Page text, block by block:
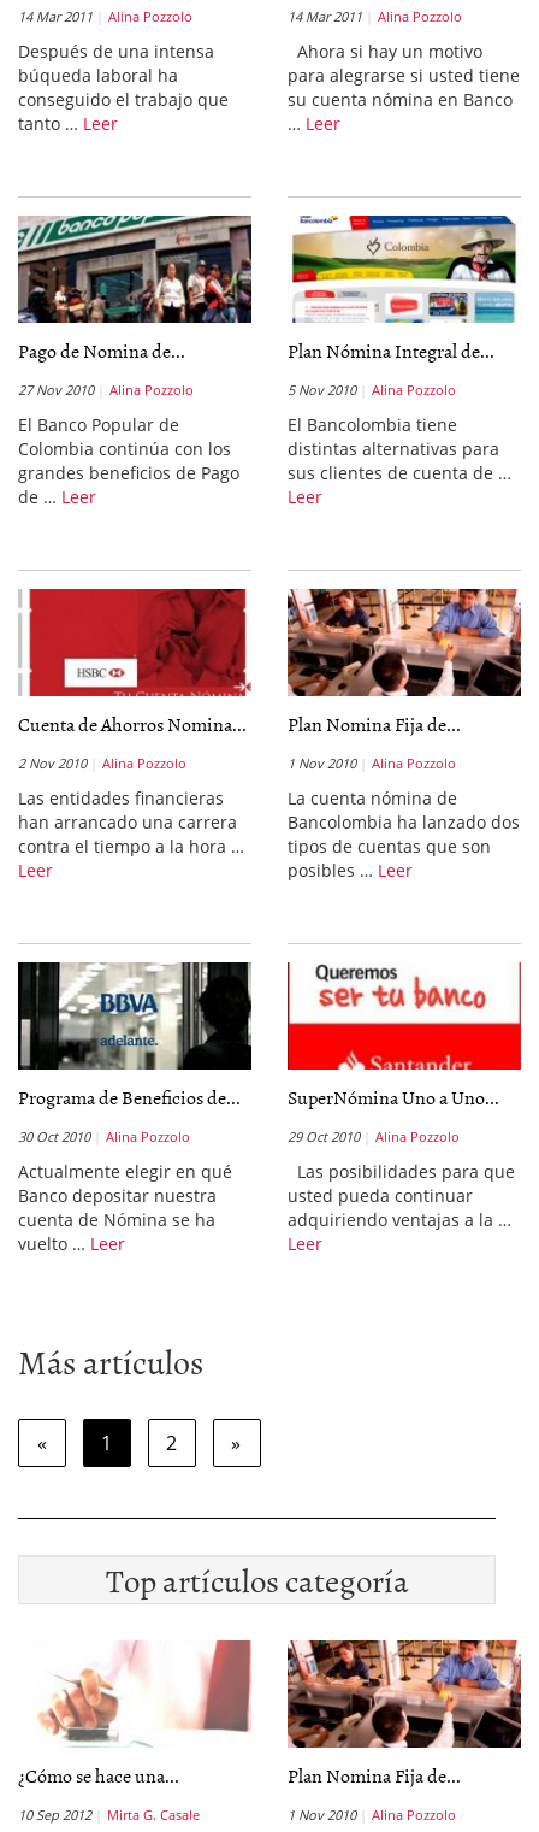
14 Mar 2011 Alina Pozzolo
Después de una intensa
búqueda laboral ha
conseguido el trabajo que
tanto … Leer
14 Mar 2011 Alina Pozzolo
Ahora si hay un motivo
para alegrarse si usted tiene
su cuenta nómina en Banco
… Leer
Pago de Nomina de...
27 Nov 2010 Alina Pozzolo
El Banco Popular de
Colombia continúa con los
grandes beneficios de Pago
de … Leer
Plan Nómina Integral de...
5 Nov 2010 Alina Pozzolo
El Bancolombia tiene
distintas alternativas para
sus clientes de cuenta de …
Leer
Cuenta de Ahorros Nomina...
2 Nov 2010 Alina Pozzolo
Las entidades financieras
han arrancado una carrera
contra el tiempo a la hora …
Leer
Plan Nomina Fija de...
1 Nov 2010 Alina Pozzolo
La cuenta nómina de
Bancolombia ha lanzado dos
tipos de cuentas que son
posibles … Leer
Programa de Beneficios de...
30 Oct 2010 Alina Pozzolo
Actualmente elegir en qué
Banco depositar nuestra
cuenta de Nómina se ha
vuelto … Leer
SuperNómina Uno a Uno...
29 Oct 2010 Alina Pozzolo
Las posibilidades para que
usted pueda continuar
adquiriendo ventajas a la …
Leer
Más artículos
« 1 2 »
Top artículos categoría
¿Cómo se hace una...
10 Sep 2012 Mirta G. Casale
Plan Nomina Fija de...
1 Nov 2010 Alina Pozzolo